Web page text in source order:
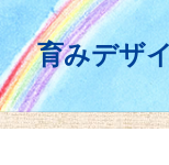
育みデザ